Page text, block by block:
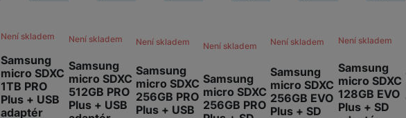
Samsung
micro SDXC
1TB PRO
Plus + USB
adaptér
Není skladem
Samsung
micro SDXC
512GB PRO
Plus + USB
Není skladem
Samsung
micro SDXC
256GB PRO
Plus + USB
Není skladem
Samsung
micro SDXC
256GB PRO
Není skladem
Samsung
micro SDXC
256GB EVO
Plus + SD
Není skladem
Samsung
micro SDXC
128GB EVO
Plus + SD
Není skladem